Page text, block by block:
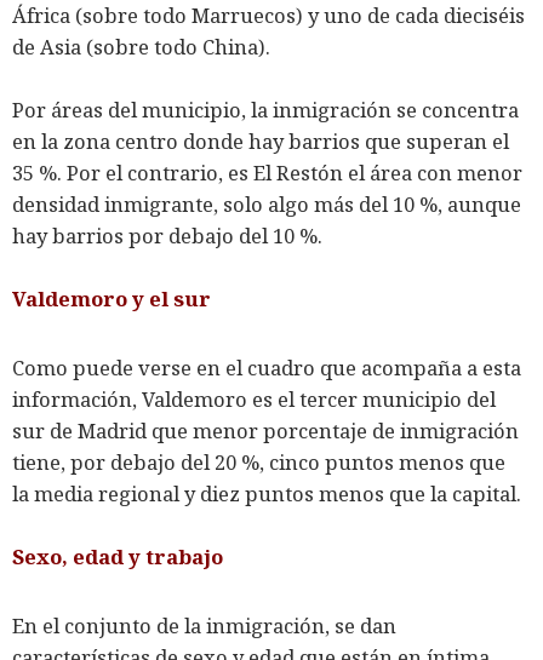
África (sobre todo Marruecos) y uno de cada dieciséis
de Asia (sobre todo China).
Por áreas del municipio, la inmigración se concentra
en la zona centro donde hay barrios que superan el
35 %. Por el contrario, es El Restón el área con menor
densidad inmigrante, solo algo más del 10 %, aunque
hay barrios por debajo del 10 %.
Valdemoro y el sur
Como puede verse en el cuadro que acompaña a esta
información, Valdemoro es el tercer municipio del
sur de Madrid que menor porcentaje de inmigración
tiene, por debajo del 20 %, cinco puntos menos que
la media regional y diez puntos menos que la capital.
Sexo, edad y trabajo
En el conjunto de la inmigración, se dan